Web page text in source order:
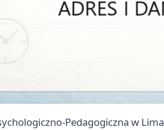
Pedagogiczna w